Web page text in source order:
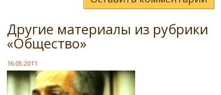
Другие материалы из рубрики
«Общество»
16.05.2011